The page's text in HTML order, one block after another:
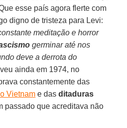
esse país agora flerte com
digno de tristeza para Levi:
meditação e horror
germinar até nos
deve a derrota do
ainda em 1974, no
constantemente das
Vietnam e dasditaduras
passado que acreditava não